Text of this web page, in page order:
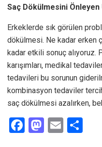
Saç Dökülmesini Önleyen
Erkeklerde sık görülen
dökülmesi. Ne kadar erken
kadar etkili sonuç alıyoruz.
karışımları, medikal
tedavileri bu sorunun
kombinasyon tedaviler
saç dökülmesi azalırken,
F
M E